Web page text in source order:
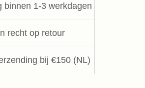
binnen 1-3 werkdagen
recht op retour
bij €150 (NL)